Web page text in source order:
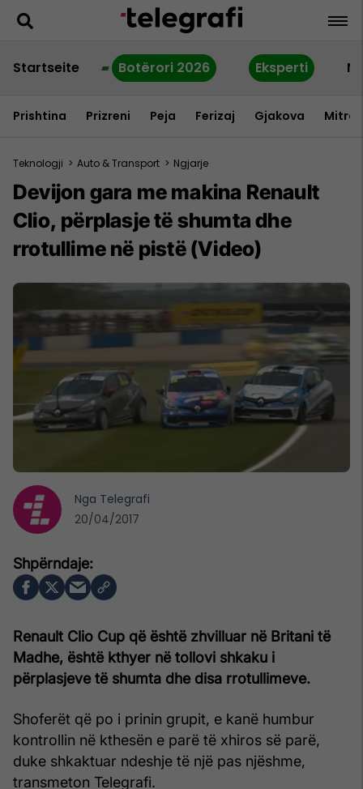
Startseite Botërori 2026 Eksperti
Prishtina Prizreni Peja Ferizaj Gjakova
Teknologji > Auto & Transport > Ngjarje
Devijon gara me makina Renault
Clio, përplasje të shumta dhe
rrotullime në pistë (Video)
Renault Clio Cup që është zhvilluar në Britani të
Madhe, është kthyer në tollovi shkaku i
përplasjeve të shumta dhe disa rrotullimeve.
Shoferët që po i prinin grupit, e kanë humbur
kontrollin në kthesën e parë të xhiros së parë,
duke shkaktuar ndeshje të një pas njëshme,
transmeton Telegrafi.
Nga Telegrafi
20/04/2017